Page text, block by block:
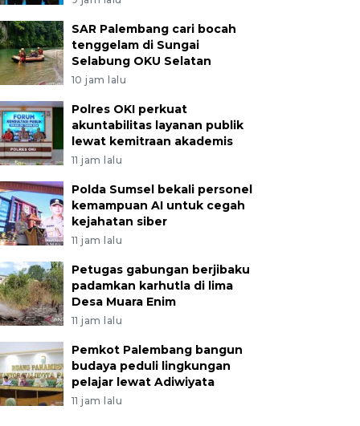
SAR Palembang cari bocah
tenggelam di Sungai
Selabung OKU Selatan
10 jam lalu
Polres OKI perkuat
akuntabilitas layanan publik
lewat kemitraan akademis
11 jam lalu
Polda Sumsel bekali personel
kemampuan AI untuk cegah
kejahatan siber
11 jam lalu
Petugas gabungan berjibaku
padamkan karhutla di lima
Desa Muara Enim
11 jam lalu
Pemkot Palembang bangun
budaya peduli lingkungan
pelajar lewat Adiwiyata
11 jam lalu